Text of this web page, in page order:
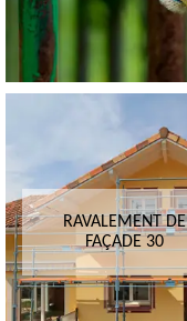
RAVALEMENT DE
FAÇADE 30